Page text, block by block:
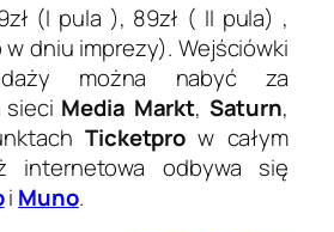
(I pula ), 89zł ( II pula) ,
w dniu imprezy). Wejściówki
można nabyć za
sieci Media Markt, Saturn,
Ticketpro w całym
internetowa odbywa się
i Muno.